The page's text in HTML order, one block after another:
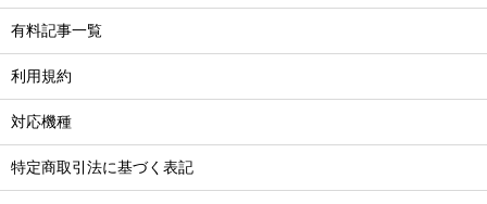
有料記事一覧
利用規約
対応機種
特定商取引法に基づく表記